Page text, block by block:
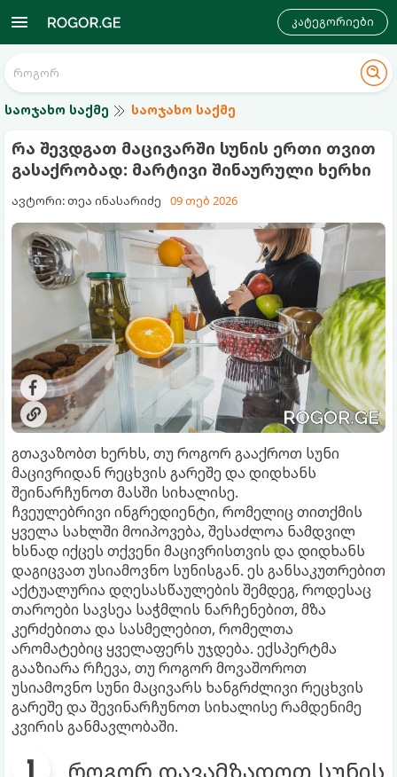
კატეგორიები
საოჯახო საქმე საოჯახო საქმე
რა შევდგათ მაცივარში სუნის ერთი თვით
გასაქრობად: მარტივი შინაურული ხერხი
ავტორი: თეა ინასარიძე 09 თებ 2026
გთავაზობთ ხერხს, თუ როგორ გააქროთ სუნი
მაცივრიდან რეცხვის გარეშე და დიდხანს
შეინარჩუნოთ მასში სიხალისე.
ჩვეულებრივი ინგრედიენტი, რომელიც თითქმის
ყველა სახლში მოიპოვება, შესაძლოა ნამდვილ
ხსნად იქცეს თქვენი მაცივრისთვის და დიდხანს
დაგიცვათ უსიამოვნო სუნისგან. ეს განსაკუთრებით
აქტუალურია დღესასწაულების შემდეგ, როდესაც
თაროები სავსეა საჭმლის ნარჩენებით, მზა
კერძებითა და სასმელებით, რომელთა
არომატებიც ყველაფერს უჯდება. ექსპერტმა
გააზიარა რჩევა, თუ როგორ მოვაშოროთ
უსიამოვნო სუნი მაცივარს ხანგრძლივი რეცხვის
გარეშე და შევინარჩუნოთ სიხალისე რამდენიმე
კვირის განმავლობაში.
როგორ დავამზადოთ სუნის